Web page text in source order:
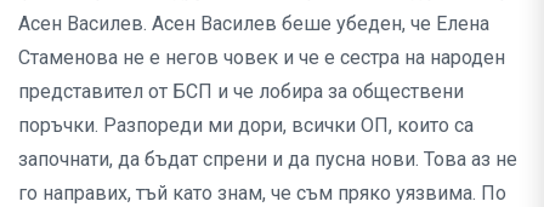
Асен Василев. Асен Василев беше убеден, че Елена
Стаменова не е негов човек и че е сестра на народен
представител от БСП и че лобира за обществени
поръчки. Разпореди ми дори, всички ОП, които са
започнати, да бъдат спрени и да пусна нови. Това аз не
го направих, тъй като знам, че съм пряко уязвима. По